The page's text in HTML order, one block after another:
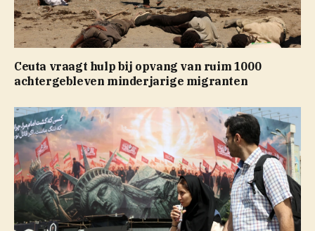
Ceuta vraagt hulp bij opvang van ruim 1000
achtergebleven minderjarige migranten